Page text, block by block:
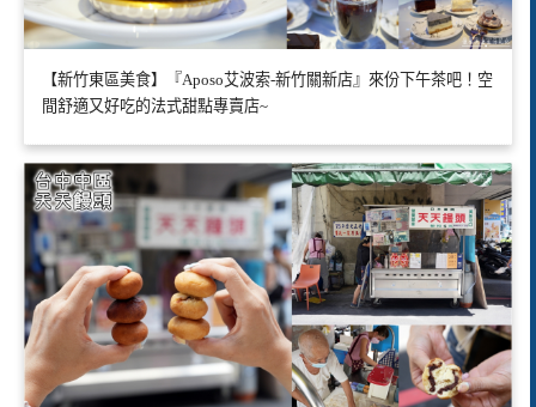
【新竹東區美食】『Aposo艾波索-新竹關新店』來份下午茶吧！空
間舒適又好吃的法式甜點專賣店~